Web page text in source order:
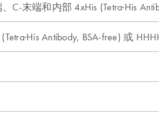
C-末端和内部 4xHis (Tetra·His
Antibody, BSA-free) 或